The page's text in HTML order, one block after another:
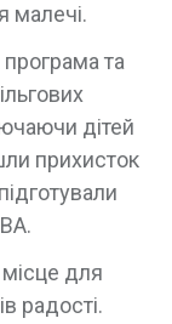
малечі.
та
дітей
прихисток
для
радості.